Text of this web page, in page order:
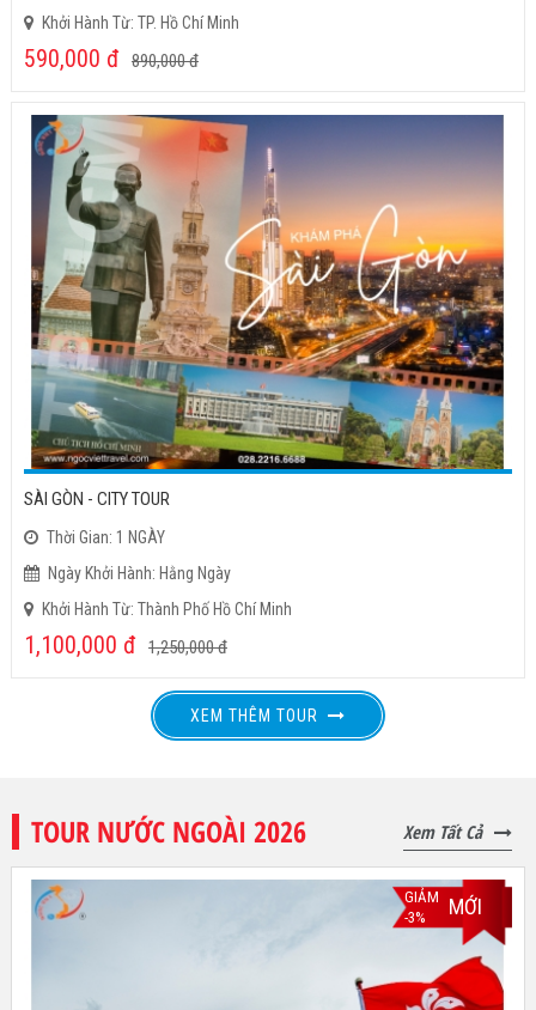
Khởi Hành Từ: TP. Hồ Chí Minh
590,000 đ 890,000đ
SÀI GÒN - CITY TOUR
Thời Gian: 1 NGÀY
Ngày Khởi Hành: Hằng Ngày
Khởi Hành Từ: Thành Phố Hồ Chí Minh
1,100,000 đ 1,250,000đ
XEM THÊM TOUR
TOUR NƯỚC NGOÀI 2026 Xem Tất Cả
GIẢM
-3%
MỚI